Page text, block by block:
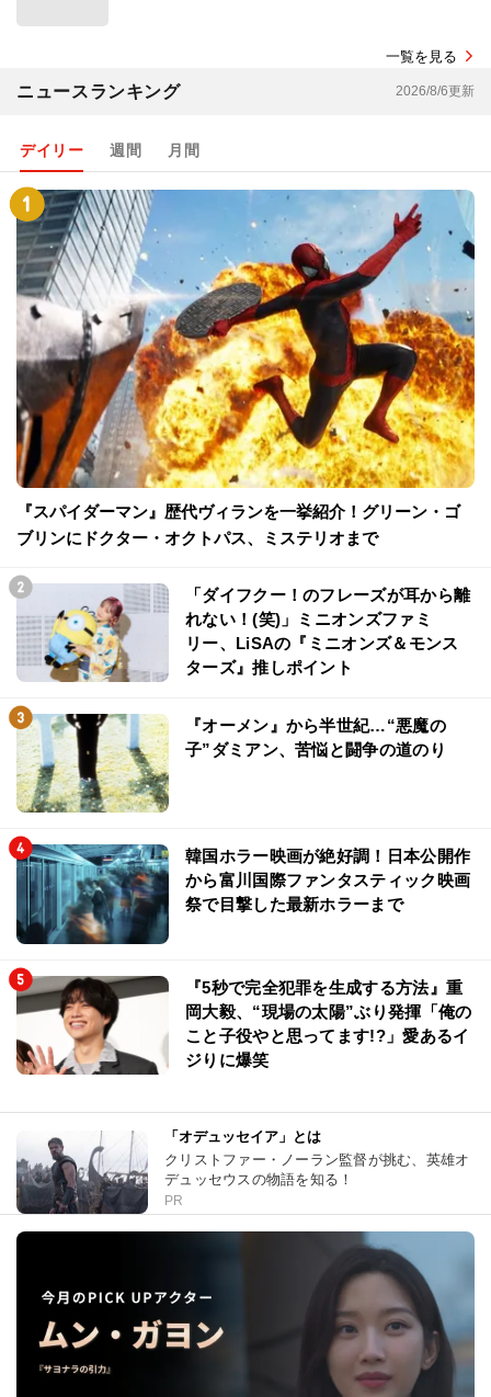
一覧を見る
ニュースランキング 2026/8/6更新
デイリー 週間 月間
『スパイダーマン』歴代ヴィランを一挙紹介！グリーン・ゴ
ブリンにドクター・オクトパス、ミステリオまで
「ダイフクー！のフレーズが耳から離
れない！(笑)」ミニオンズファミ
リー、LiSAの『ミニオンズ＆モンス
ターズ』推しポイント
『オーメン』から半世紀…“悪魔の
子”ダミアン、苦悩と闘争の道のり
韓国ホラー映画が絶好調！日本公開作
から富川国際ファンタスティック映画
祭で目撃した最新ホラーまで
『5秒で完全犯罪を生成する方法』重
岡大毅、“現場の太陽”ぶり発揮「俺の
こと子役やと思ってます!?」愛あるイ
ジりに爆笑
「オデュッセイア」とは
クリストファー・ノーラン監督が挑む、英雄オ
デュッセウスの物語を知る！
PR